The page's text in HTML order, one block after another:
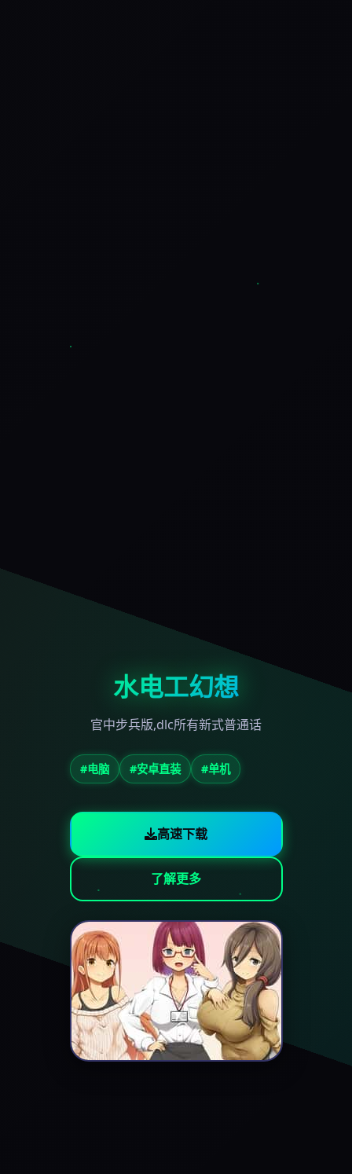
水电工幻想
官中步兵版,dlc所有新式普通话
#电脑 #安卓直装 #单机
高速下载
了解更多